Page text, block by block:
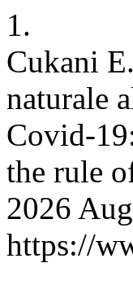
1.
Cukani
naturale
Covid-
the rule
2026
https://